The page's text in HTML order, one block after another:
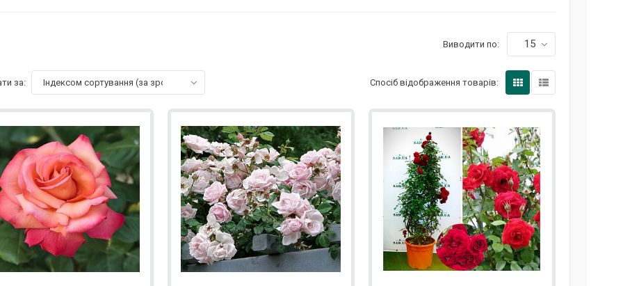
Виводити по: 15
за: Індексом сортування (за зростанням) Спосіб відображення товарів: